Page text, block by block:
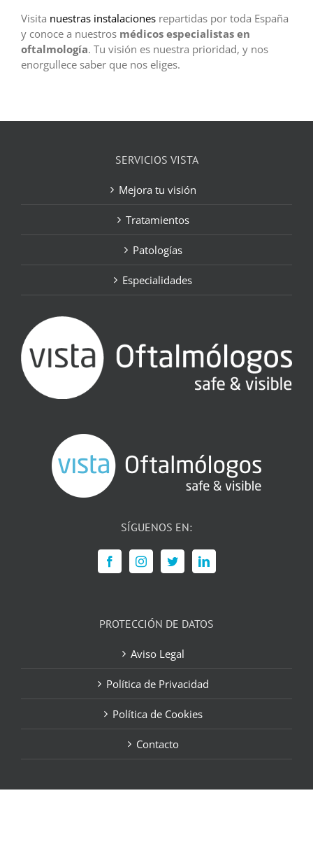
Visita nuestras instalacionesrepartidas por toda España
y conoce a nuestros médicos especialistas en
oftalmología. Tu visión es nuestra prioridad, y nos
enorgullece saber que nos eliges.
SERVICIOS VISTA
Mejora tu visión
Tratamientos
Patologías
Especialidades
SÍGUENOS EN:
PROTECCIÓN DE DATOS
Aviso Legal
Política de Privacidad
Política de Cookies
Contacto